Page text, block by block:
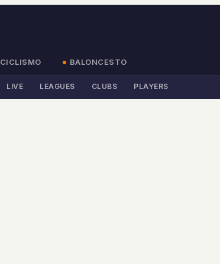
CICLISMO BALONCESTO
LIVE LEAGUES CLUBS PLAYERS